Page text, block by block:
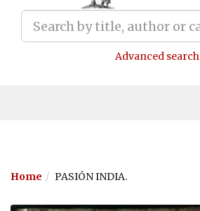
Advanced search
Home PASIÓN INDIA.